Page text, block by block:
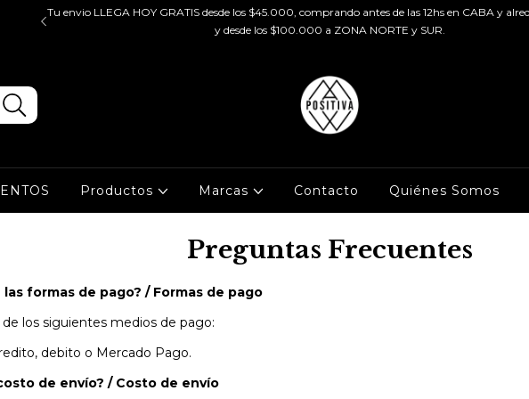
Tu envio LLEGA HOY GRATIS desde los $45.000, comprando antes de las 12hs en CABA y
y desde los $100.000 a ZONA NORTE y SUR.
Productos Marcas Contacto Quiénes Somos
Preguntas Frecuentes
las formas de pago? / Formas de pago
los siguientes medios de pago:
debito o Mercado Pago.
de envío? / Costo de envío